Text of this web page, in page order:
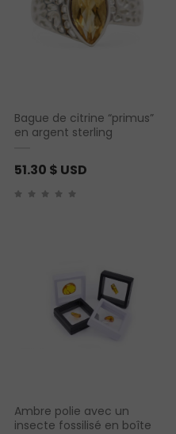
Bague de citrine “primus”
en argent sterling
51.30 $ USD
Ambre polie avec un
insecte fossilisé en boîte